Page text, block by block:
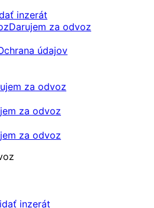
inzerát
Darujem za odvoz
údajov
inzerát